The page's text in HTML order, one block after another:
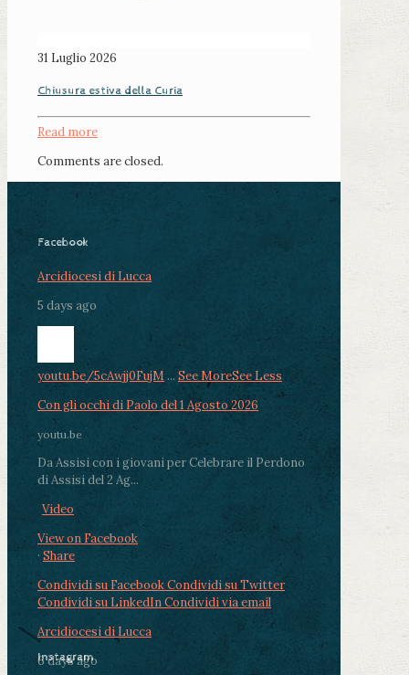
31 Luglio 2026
Chiusura estiva della Curia
Read more
Comments are closed.
Facebook
Arcidiocesi di Lucca
5 days ago
youtu.be/5cAwjj0FujM ... See MoreSee Less
Con gli occhi di Paolo del 1 Agosto 2026
youtu.be
Da Assisi con i giovani per Celebrare il Perdono
di Assisi del 2 Ag...
Video
View on Facebook
· Share
Condividi su FacebookCondividi su Twitter
Condividi su LinkedInCondividi via email
Arcidiocesi di Lucca
6 days ago
Instagram